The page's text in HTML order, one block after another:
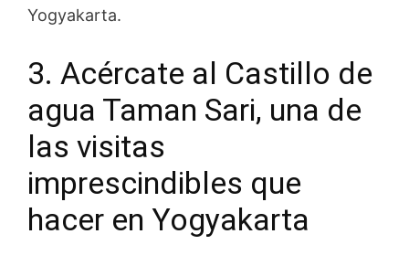
Yogyakarta.
3. Acércate al Castillo de
agua Taman Sari, una de
las visitas
imprescindibles que
hacer en Yogyakarta